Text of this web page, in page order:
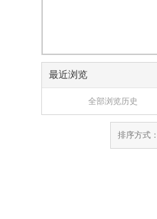
最近浏览
全部浏览历史
排序方式：